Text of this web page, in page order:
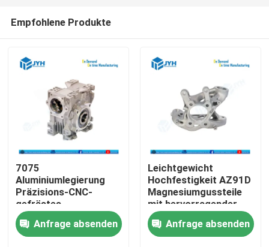
Haus
Empfohlene Produkte
7075
Aluminiumlegierung
Präzisions-CNC-
gefrästes
Aluminiumgehäuse mit
metrischem Gewinde
für hervorragende
Anfrage absenden
Leichtgewicht
Hochfestigkeit AZ91D
Magnesiumgussteile
mit hervorragender
Dimensionsgenauigkeit
für
Automobilanwendungen
Anfrage absenden